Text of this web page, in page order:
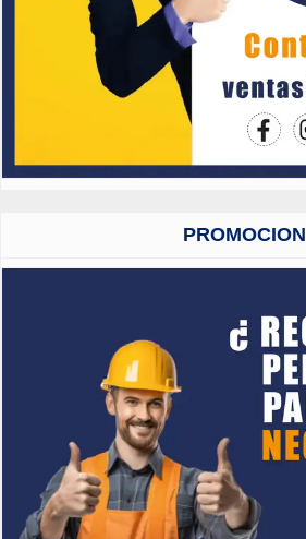
PROMOCION